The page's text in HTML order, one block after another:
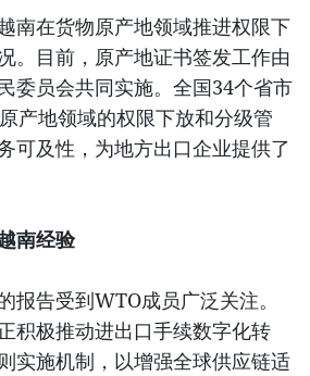
南在货物原产地领域推进权限下
。目前，原产地证书签发工作由
委员会共同实施。全国34个省市
产地领域的权限下放和分级管
可及性，为地方出口企业提供了
南经验
报告受到WTO成员广泛关注。
积极推动进出口手续数字化转
实施机制，以增强全球供应链适